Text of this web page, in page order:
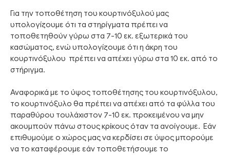
Για την τοποθέτηση του κουρτινόξυλού μας
υπολογίζουμε ότι τα στηρίγματα πρέπει να
τοποθετηθούν γύρω στα 7-10 εκ. εξωτερικά του
κασώματος, ενώ υπολογίζουμε ότι η άκρη του
κουρτινόξυλου πρέπει να απέχει γύρω στα 10 εκ. από το
στήριγμα.
Αναφορικά με το ύψος τοποθέτησης του κουρτινόξυλου,
το κουρτινόξυλο θα πρέπει να απέχει από τα φύλλα του
παραθύρου τουλάχιστον 7-10 εκ. προκειμένου να μην
ακουμπούν πάνω στους κρίκους όταν τα ανοίγουμε. Εάν
επιθυμούμε ο χώρος μας να κερδίσει σε ύψος μπορούμε
να το καταφέρουμε εάν τοποθετήσουμε το